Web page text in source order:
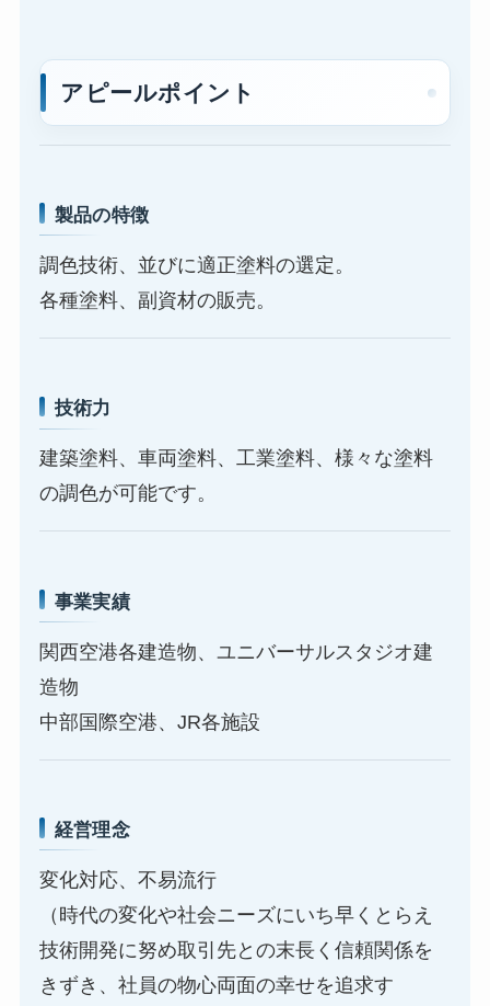
アピールポイント
製品の特徴
調色技術、並びに適正塗料の選定。
各種塗料、副資材の販売。
技術力
建築塗料、車両塗料、工業塗料、様々な塗料
の調色が可能です。
事業実績
関西空港各建造物、ユニバーサルスタジオ建
造物
中部国際空港、JR各施設
経営理念
変化対応、不易流行
（時代の変化や社会ニーズにいち早くとらえ
技術開発に努め取引先との末長く信頼関係を
きずき、社員の物心両面の幸せを追求す